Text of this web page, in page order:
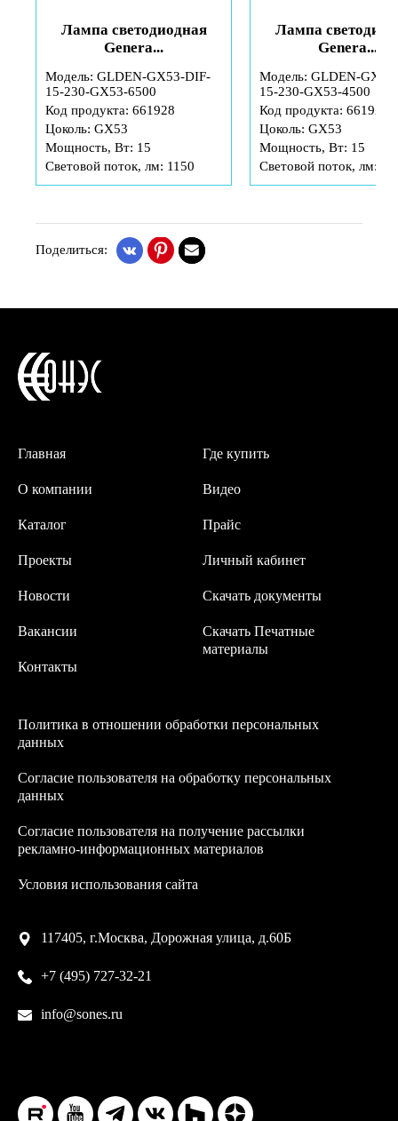
Лампа светодиодная
Genera...
Модель: GLDEN-GX53-DIF-
15-230-GX53-6500
Код продукта: 661928
Цоколь: GX53
Мощность, Вт: 15
Световой поток, лм: 1150
Лампа
Genera...
Модель: GLDEN-
15-230-GX53-4500
Код продукта: 661927
Цоколь: GX53
Мощность, Вт: 15
Световой поток, лм:
Поделиться:
Главная
О компании
Каталог
Проекты
Новости
Вакансии
Контакты
Где купить
Видео
Прайс
Личный кабинет
Скачать документы
Скачать Печатные
материалы
Политика в отношении обработки персональных
данных
Согласие пользователя на обработку персональных
данных
Согласие пользователя на получение рассылки
рекламно-информационных материалов
Условия использования сайта
117405, г.Москва, Дорожная улица, д.60Б
+7 (495) 727-32-21
info@sones.ru